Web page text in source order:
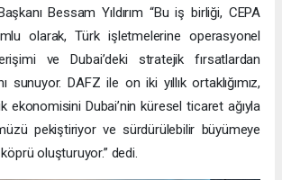
Bessam Yıldırım “Bu iş birliği, CEPA
olarak, Türk işletmelerine operasyonel
ve Dubai’deki stratejik fırsatlardan
sunuyor. DAFZ ile on iki yıllık ortaklığımız,
ekonomisini Dubai’nin küresel ticaret ağıyla
pekiştiriyor ve sürdürülebilir büyümeye
oluşturuyor.” dedi.